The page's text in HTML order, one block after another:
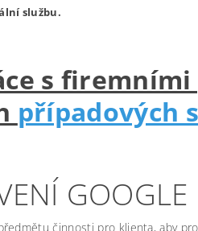
službu.
s
případových
GOOGLE
činnosti pro klienta, aby